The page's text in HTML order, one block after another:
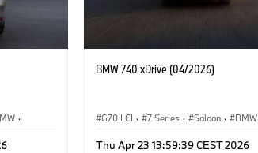
·
BMW 740 xDrive (04/2026)
G70 LCI · 7 Series · Saloon · BMW
Thu Apr 23 13:59:39 CEST 2026